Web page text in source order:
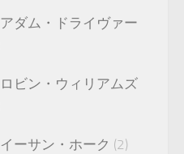
アダム・ドライヴァー
ロビン・ウィリアムズ
イーサン・ホーク (2)